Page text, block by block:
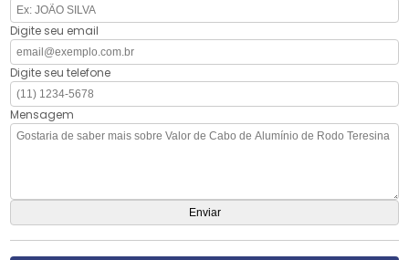
Digite seu email
Digite seu telefone
Mensagem